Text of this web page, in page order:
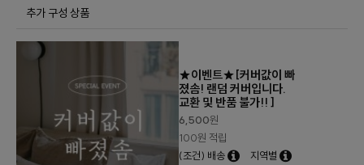
추가 구성 상품
★이벤트★[커버값이 빠
졌솜! 랜덤 커버입니다.
교환 및 반품 불가!! ]
6,500원
100원 적립
(조건) 배송
지역별